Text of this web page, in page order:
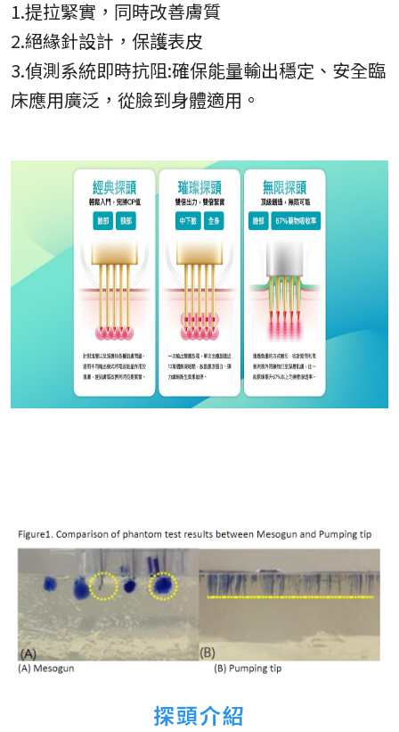
1.提拉緊實，同時改善膚質
2.絕緣針設計，保護表皮
3.偵測系統即時抗阻:確保能量輸出穩定、安全臨
床應用廣泛，從臉到身體適用。
探頭介紹